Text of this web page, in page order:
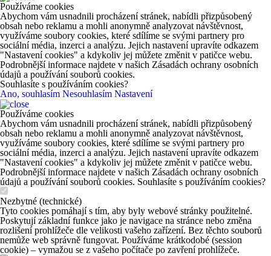
Používáme cookies
Abychom vám usnadnili procházení stránek, nabídli přizpůsobený
obsah nebo reklamu a mohli anonymně analyzovat návštěvnost,
využíváme soubory cookies, které sdílíme se svými partnery pro
sociální média, inzerci a analýzu. Jejich nastavení upravíte odkazem
"Nastavení cookies" a kdykoliv jej můžete změnit v patičce webu.
Podrobnější informace najdete v našich Zásadách ochrany osobních
údajů a používání souborů cookies.
Souhlasíte s používáním cookies?
Ano, souhlasím Nesouhlasím Nastavení
Používáme cookies
Abychom vám usnadnili procházení stránek, nabídli přizpůsobený
obsah nebo reklamu a mohli anonymně analyzovat návštěvnost,
využíváme soubory cookies, které sdílíme se svými partnery pro
sociální média, inzerci a analýzu. Jejich nastavení upravíte odkazem
"Nastavení cookies" a kdykoliv jej můžete změnit v patičce webu.
Podrobnější informace najdete v našich Zásadách ochrany osobních
údajů a používání souborů cookies. Souhlasíte s používáním cookies?
Nezbytné (technické)
Tyto cookies pomáhají s tím, aby byly webové stránky použitelné.
Poskytují základní funkce jako je navigace na stránce nebo změna
rozlišení prohlížeče dle velikosti vašeho zařízení. Bez těchto souborů
nemůže web správně fungovat. Používáme krátkodobé (session
cookie) – vymažou se z vašeho počítače po zavření prohlížeče.